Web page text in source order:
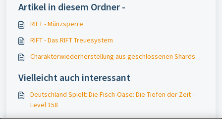
Artikel in diesem Ordner -
RIFT - Münzsperre
RIFT - Das RIFT Treuesystem
Charakterwiederherstellung aus geschlossenen Shards
Vielleicht auch interessant
Deutschland Spielt: Die Fisch-Oase: Die Tiefen der Zeit -
Level 158